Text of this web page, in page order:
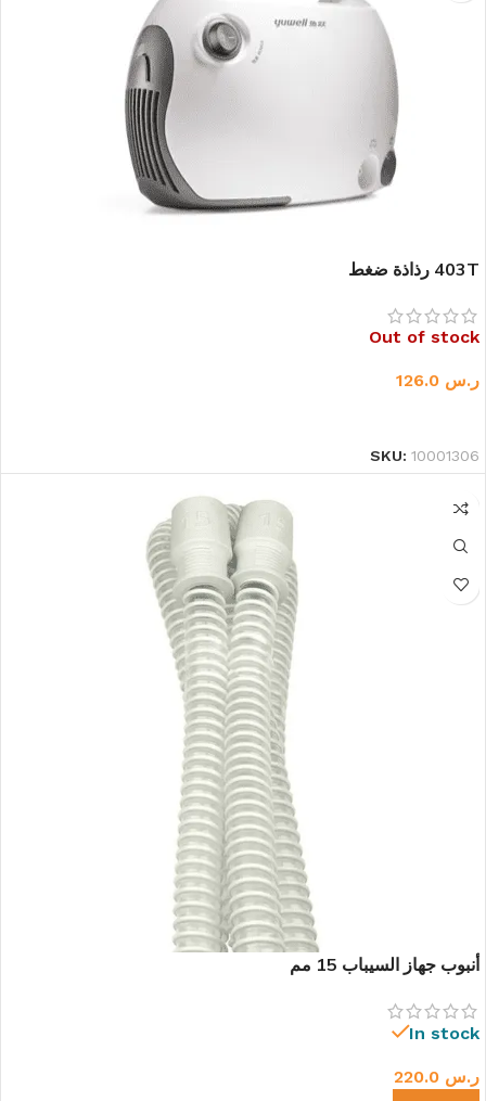
403T رذاذة ضغط
Out of stock
ر.س 126.0
SKU: 10001306
أنبوب جهاز السيباب 15 مم
In stock
ر.س 220.0